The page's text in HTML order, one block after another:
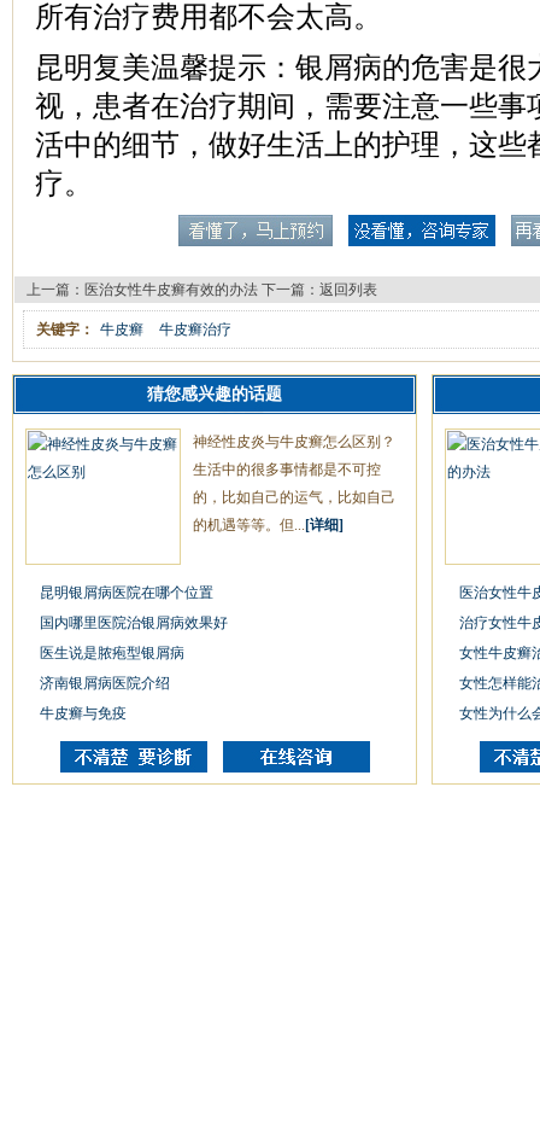
所有治疗费用都不会太高。
昆明复美温馨提示：银屑病的危害是很
视，患者在治疗期间，需要注意一些事
活中的细节，做好生活上的护理，这些
疗。
上一篇： 医治女性牛皮癣有效的办法 下一篇： 返回列表
关键字： 牛皮癣 牛皮癣治疗
猜您感兴趣的话题
神经性皮炎与牛皮癣怎么区别？
生活中的很多事情都是不可控
的，比如自己的运气，比如自己
的机遇等等。但... [详细]
昆明银屑病医院在哪个位置
国内哪里医院治银屑病效果好
医生说是脓疱型银屑病
济南银屑病医院介绍
牛皮癣与免疫
医治女性牛
治疗女性牛
女性牛皮癣
女性怎样能
女性为什么